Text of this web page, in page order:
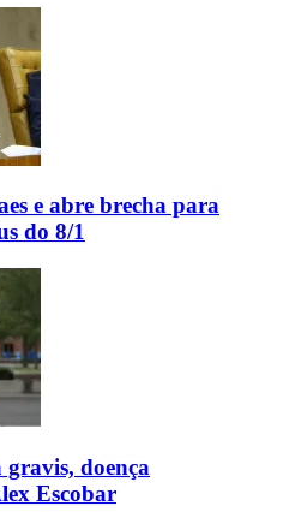
e abre brecha para
do 8/1
gravis, doença
Escobar